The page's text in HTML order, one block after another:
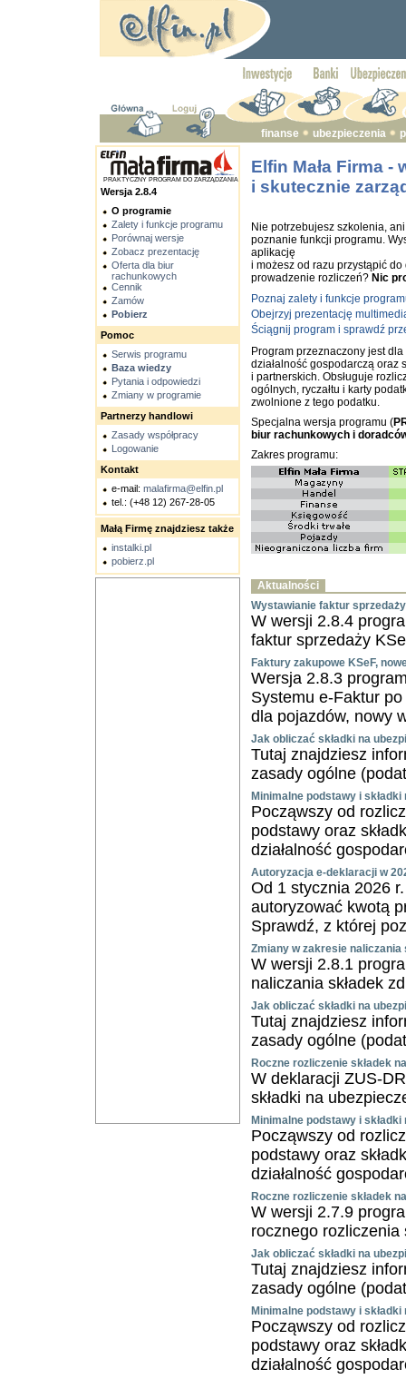
finanse ubezpieczenia
PRAKTYCZNY PROGRAM DO ZARZĄDZANIA
Wersja 2.8.4
O programie
Zalety i funkcje programu
Porównaj wersje
Zobacz prezentację
Oferta dla biur
rachunkowych
Cennik
Zamów
Pobierz
Pomoc
Serwis programu
Baza wiedzy
Pytania i odpowiedzi
Zmiany w programie
Partnerzy handlowi
Zasady współpracy
Logowanie
Kontakt
e-mail: malafirma@elfin.pl
tel.: (+48 12) 267-28-05
Małą Firmę znajdziesz także
instalki.pl
pobierz.pl
Elfin Mała Firma
i skutecznie
Nie potrzebujesz szkolenia,
poznanie funkcji programu.
aplikację
i możesz od razu przystąpić
prowadzenie rozliczeń? Nic
Poznaj zalety i funkcje
Obejrzyj prezentację
Ściągnij program i sprawdź
Program przeznaczony jest
działalność gospodarczą oraz
i partnerskich. Obsługuje
ogólnych, ryczałtu i karty
zwolnione z tego podatku.
Specjalna wersja programu (
biur rachunkowych i
Zakres programu:
Aktualności
Wystawianie faktur sprzedaży
W wersji 2.8.4
faktur sprzedaży
Faktury zakupowe KSeF,
Wersja 2.8.3
Systemu e-Faktur
dla pojazdów, nowy
Jak obliczać składki na
Tutaj znajdziesz
zasady ogólne
Minimalne podstawy i składki
Począwszy od
podstawy oraz
działalność
Autoryzacja e-deklaracji w
Od 1 stycznia 2026
autoryzować kwotą
Sprawdź, z której
Zmiany w zakresie naliczania
W wersji 2.8.1
naliczania składek
Jak obliczać składki na
Tutaj znajdziesz
zasady ogólne
Roczne rozliczenie składek
W deklaracji ZUS-
składki na
Minimalne podstawy i składki
Począwszy od
podstawy oraz
działalność
Roczne rozliczenie składek
W wersji 2.7.9
rocznego rozliczenia
Jak obliczać składki na
Tutaj znajdziesz
zasady ogólne
Minimalne podstawy i składki
Począwszy od
podstawy oraz
działalność